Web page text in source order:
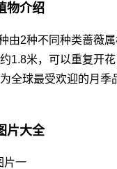
物介绍
由2种不同种类蔷薇
1.8米，可以重复开
全球最受欢迎的月
片大全
片一